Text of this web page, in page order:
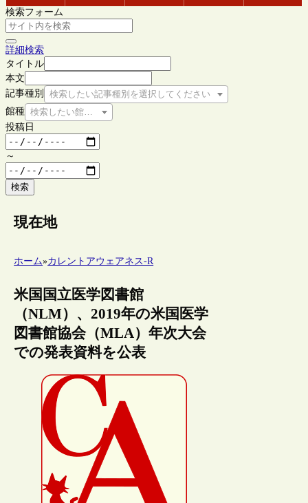
検索フォーム
詳細検索
タイトル
本文
記事種別
検索したい記事種別を選択してください
館種 検索したい館種を選択してください
投稿日
～
検索
現在地
ホーム»カレントアウェアネス-R
米国国立医学図書館
（NLM）、2019年の米国医学
図書館協会（MLA）年次大会
での発表資料を公表